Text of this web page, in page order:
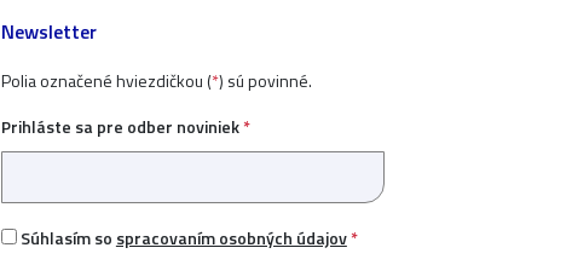
Newsletter
Polia označené hviezdičkou (*) sú povinné.
Prihláste sa pre odber noviniek*
Súhlasím so spracovaním osobných údajov*